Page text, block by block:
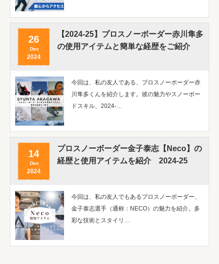
26
Dec
2024
【2024-25】プロスノーボーダー赤川隼多
の使用アイテムと簡単な経歴をご紹介
今回は、私の友人である、プロスノーボーダー赤
川隼多くんを紹介します。彼の魅力やスノーボー
ドスキル、2024-…
14
Dec
2024
プロスノーボーダー金子泰志【Neco】の
経歴と使用アイテムを紹介 2024-25
今回は、私の友人でもあるプロスノーボーダー、
金子泰志選手（通称：NECO）の魅力を紹介。多
彩な技術とスタイリ…